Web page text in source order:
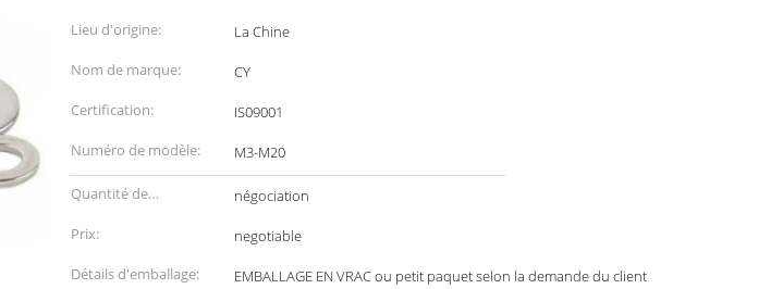
Lieu d'origine:
La Chine
Nom de marque:
CY
Certification:
IS09001
Numéro de modèle:
M3-M20
Quantité de
commande min:
négociation
Prix:
negotiable
Détails d'emballage:
EMBALLAGE EN VRAC ou petit paquet selon la demande du client